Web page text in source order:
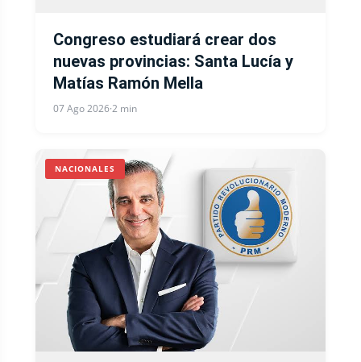
Congreso estudiará crear dos
nuevas provincias: Santa Lucía y
Matías Ramón Mella
07 Ago 2026·2 min
NACIONALES